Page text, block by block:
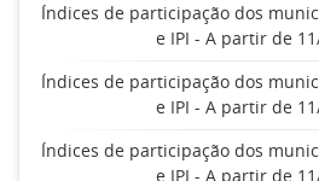
Índices de participação dos
e IPI - A partir de
Índices de participação dos
e IPI - A partir de
Índices de participação dos
e IPI - A partir de